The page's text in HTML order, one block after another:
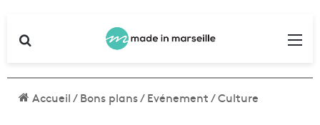
Accueil/Bons plans/Evénement/Culture